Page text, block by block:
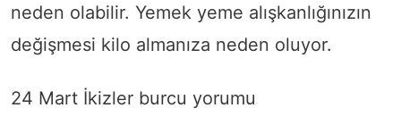
neden olabilir. Yemek yeme alışkanlığınızın
değişmesi kilo almanıza neden oluyor.
24 Mart İkizler burcu yorumu